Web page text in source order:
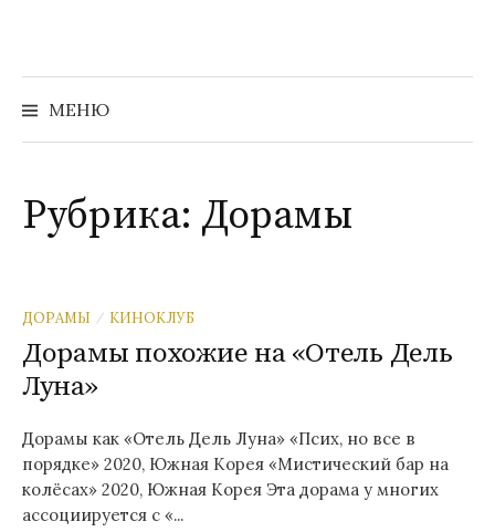
содержимому
МЕНЮ
Найти:
Рубрика: Дорамы
ДОРАМЫ / КИНОКЛУБ
Дорамы похожие на «Отель Дель
Луна»
Дорамы как «Отель Дель Луна» «Псих, но все в
порядке» 2020, Южная Корея «Мистический бар на
колёсах» 2020, Южная Корея Эта дорама у многих
ассоциируется с «...